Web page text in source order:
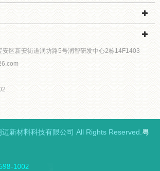
安区新安街道润坊路5号润智研发中心2栋14F1403
新材料科技有限公司 All Rights Reserved.粤